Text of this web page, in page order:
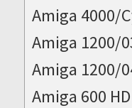
Amiga 4000/
Amiga 1200/
Amiga 1200/
Amiga 600